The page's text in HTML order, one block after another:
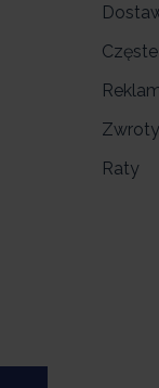
Zwroty
Raty